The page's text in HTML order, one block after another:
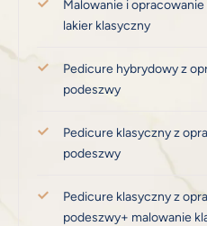
Malowanie i
lakier klasyczny
Pedicure hybrydowy z
podeszwy
Pedicure klasyczny z
podeszwy
Pedicure klasyczny z
podeszwy+ malowanie